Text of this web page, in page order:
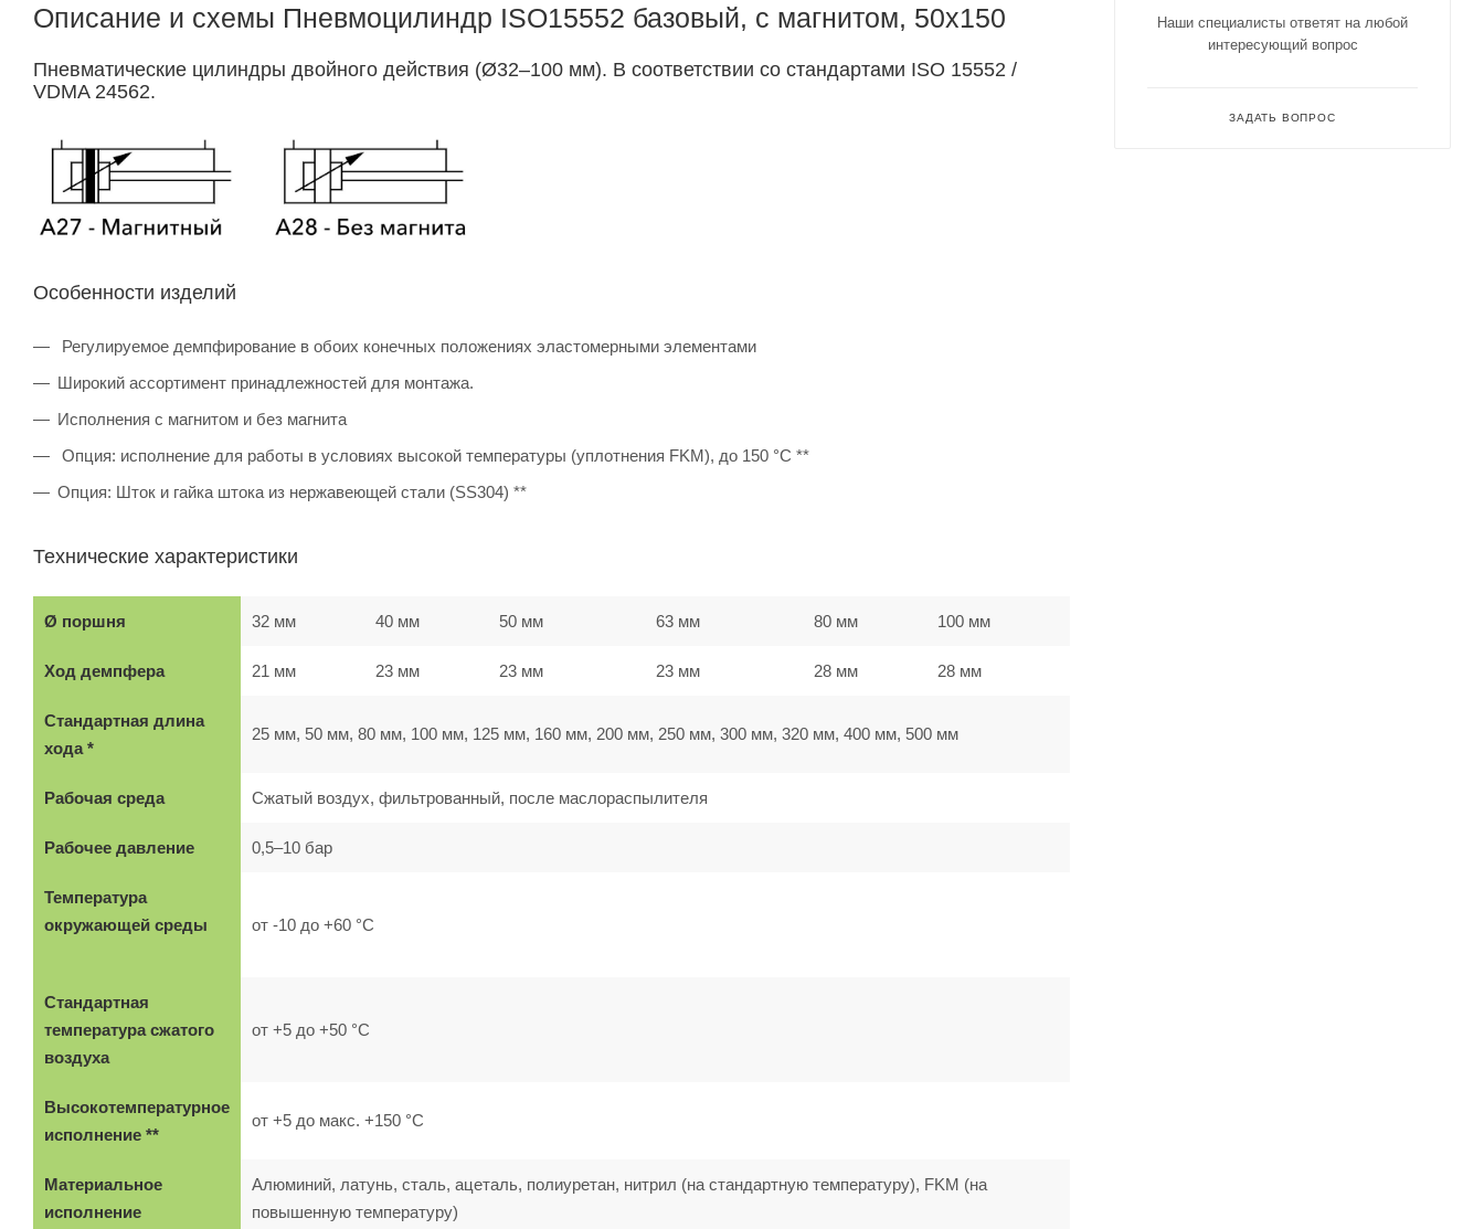
Описание и схемы Пневмоцилиндр ISO15552 базовый, с магнитом, 50x150
Пневматические цилиндры двойного действия (Ø32–100 мм). В соответствии со стандартами ISO 15552 /
VDMA 24562.
Особенности изделий
Регулируемое демпфирование в обоих конечных положениях эластомерными элементами
Широкий ассортимент принадлежностей для монтажа.
Исполнения с магнитом и без магнита
Опция: исполнение для работы в условиях высокой температуры (уплотнения FKM), до 150 °C **
Опция: Шток и гайка штока из нержавеющей стали (SS304) **
Технические характеристики
Ø поршня 32 мм 40 мм 50 мм 63 мм 80 мм 100 мм
Ход демпфера 21 мм 23 мм 23 мм 23 мм 28 мм 28 мм
Стандартная длина
хода *
25 мм, 50 мм, 80 мм, 100 мм, 125 мм, 160 мм, 200 мм, 250 мм, 300 мм, 320 мм, 400 мм, 500 мм
Рабочая среда Сжатый воздух, фильтрованный, после маслораспылителя
Рабочее давление 0,5–10 бар
Температура
окружающей среды
от -10 до +60 °C
Стандартная
температура сжатого
воздуха
от +5 до +50 °C
Высокотемпературное
исполнение **
от +5 до макс. +150 °C
Материальное
исполнение
Алюминий, латунь, сталь, ацеталь, полиуретан, нитрил (на стандартную температуру), FKM (на
повышенную температуру)
Наши специалисты ответят на любой
интересующий вопрос
ЗАДАТЬ ВОПРОС